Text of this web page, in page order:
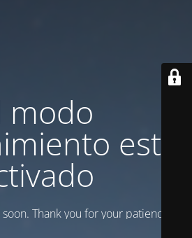
modo
está
Thank you for your patience!